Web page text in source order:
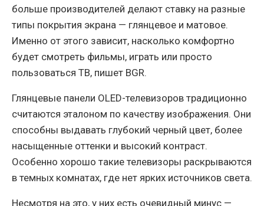
больше производителей делают ставку на разные
типы покрытия экрана — глянцевое и матовое.
Именно от этого зависит, насколько комфортно
будет смотреть фильмы, играть или просто
пользоваться ТВ, пишет BGR.
Глянцевые панели OLED-телевизоров традиционно
считаются эталоном по качеству изображения. Они
способны выдавать глубокий черный цвет, более
насыщенные оттенки и высокий контраст.
Особенно хорошо такие телевизоры раскрываются
в темных комнатах, где нет ярких источников света.
Несмотря на это, у них есть очевидный минус —